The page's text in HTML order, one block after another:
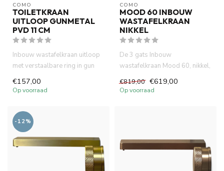
COMO
TOILETKRAAN
UITLOOP GUNMETAL
PVD 11 CM
Inbouw wastafelkraan uitloop
met verstaalbare ring in gun
€157,00
Op voorraad
COMO
MOOD 60 INBOUW
WASTAFELKRAAN
NIKKEL
De 3 gats Inbouw
wastafelkraan Mood 60, nikkel,
messing...
€819,00 €619,00
Op voorraad
-12%